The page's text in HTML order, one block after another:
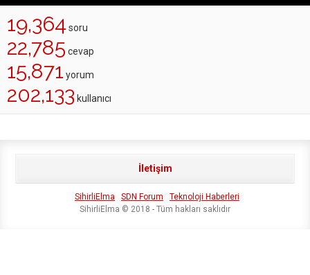
19,364 soru
22,785 cevap
15,871 yorum
202,133 kullanıcı
İletişim
SihirliElma SDN Forum
Teknoloji Haberleri
SihirliElma © 2018 - Tüm hakları saklıdır